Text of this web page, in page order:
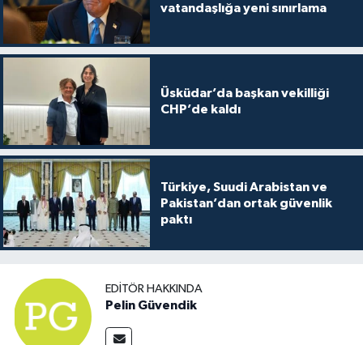
vatandaşlığa yeni sınırlama
Üsküdar’da başkan vekilliği
CHP’de kaldı
Türkiye, Suudi Arabistan ve
Pakistan’dan ortak güvenlik
paktı
EDITÖR HAKKINDA
Pelin Güvendik